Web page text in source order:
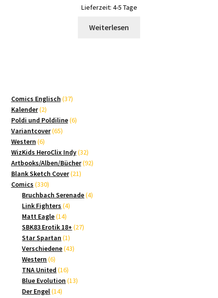
Lieferzeit: 4-5 Tage
Weiterlesen
Comics Englisch 3737
Kalender 22
Produkte
Poldi und Poldiline 66
Variantcover 6565
Western 66
Produkte
WizKids HeroClix Indy 3232
Produkte
Artbooks/Alben/Bücher 9292
Blank Sketch Cover 2121
Comics 330330
Produkte
Bruchbach Serenade 44
Link Fighters 44
Matt Eagle 1414
Produkte
SBK83 Erotik 18+ 2727
Star Spartan 11
Produkt
Verschiedene 4343
Western 66
Produkte
TNA United 1616
Produkte
Blue Evolution 1313
Der Engel 1414